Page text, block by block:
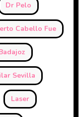
Dr Pelo
Cabello Fue
Sevilla
Laser